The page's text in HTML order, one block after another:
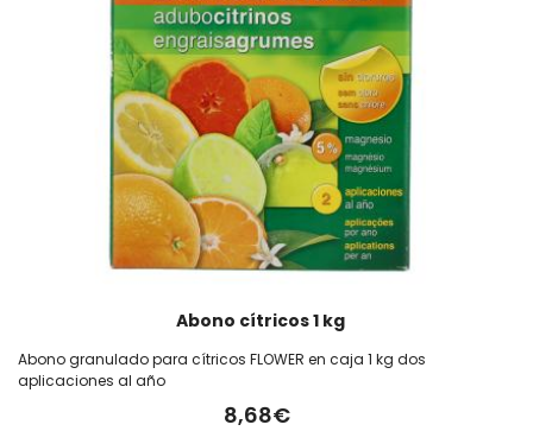
Abono cítricos 1 kg
Abono granulado para cítricos FLOWER en caja 1 kg dos
aplicaciones al año
8,68€